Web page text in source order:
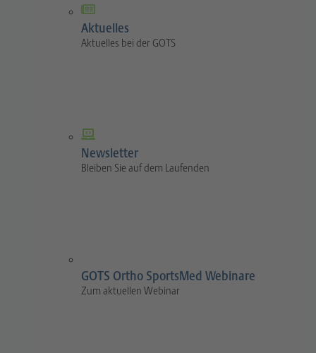
Aktuelles
Aktuelles bei der GOTS
Newsletter
Bleiben Sie auf dem Laufenden
GOTS Ortho SportsMed Webinare
Zum aktuellen Webinar